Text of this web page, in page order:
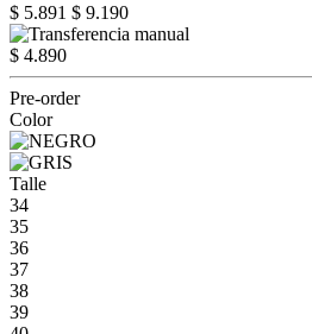
$ 5.891 $ 9.190
$ 4.890
Pre-order
Color
Talle
34
35
36
37
38
39